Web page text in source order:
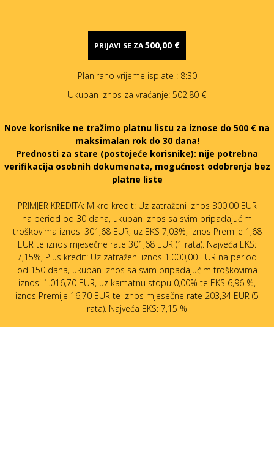
PRIJAVI SE ZA500,00 €
Planirano vrijeme isplate : 8:30
Ukupan iznos za vraćanje: 502,80 €
Nove korisnike ne tražimo platnu listu za iznose do 500 € na
maksimalan rok do 30 dana!
Prednosti za stare (postojeće korisnike): nije potrebna
verifikacija osobnih dokumenata, mogućnost odobrenja bez
platne liste
PRIMJER KREDITA: Mikro kredit: Uz zatraženi iznos 300,00 EUR
na period od 30 dana, ukupan iznos sa svim pripadajućim
troškovima iznosi 301,68 EUR, uz EKS 7,03%, iznos Premije 1,68
EUR te iznos mjesečne rate 301,68 EUR (1 rata). Najveća EKS:
7,15%, Plus kredit: Uz zatraženi iznos 1.000,00 EUR na period
od 150 dana, ukupan iznos sa svim pripadajućim troškovima
iznosi 1.016,70 EUR, uz kamatnu stopu 0,00% te EKS 6,96 %,
iznos Premije 16,70 EUR te iznos mjesečne rate 203,34 EUR (5
rata). Najveća EKS: 7,15 %